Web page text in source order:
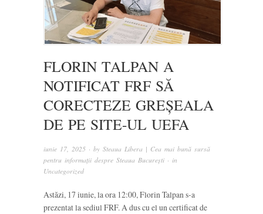
FLORIN TALPAN A
NOTIFICAT FRF SĂ
CORECTEZE GREȘEALA
DE PE SITE-UL UEFA
iunie 17, 2025 · by Steaua Libera | Cea mai bună sursă
pentru informații despre Steaua București · in
Uncategorized
Astăzi, 17 iunie, la ora 12:00, Florin Talpan s-a
prezentat la sediul FRF. A dus cu el un certificat de